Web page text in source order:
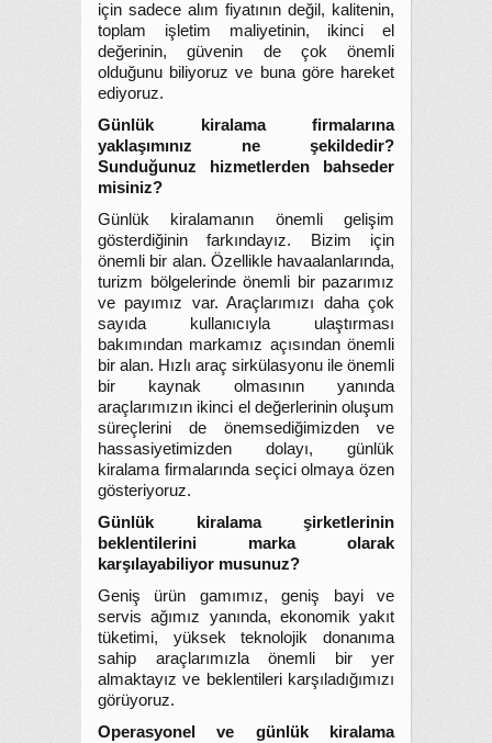
için sadece alım fiyatının değil, kalitenin,
toplam işletim maliyetinin, ikinci el
değerinin, güvenin de çok önemli
olduğunu biliyoruz ve buna göre hareket
ediyoruz.
Günlük kiralama firmalarına
yaklaşımınız ne şekildedir?
Sunduğunuz hizmetlerden bahseder
misiniz?
Günlük kiralamanın önemli gelişim
gösterdiğinin farkındayız. Bizim için
önemli bir alan. Özellikle havaalanlarında,
turizm bölgelerinde önemli bir pazarımız
ve payımız var. Araçlarımızı daha çok
sayıda kullanıcıyla ulaştırması
bakımından markamız açısından önemli
bir alan. Hızlı araç sirkülasyonu ile önemli
bir kaynak olmasının yanında
araçlarımızın ikinci el değerlerinin oluşum
süreçlerini de önemsediğimizden ve
hassasiyetimizden dolayı, günlük
kiralama firmalarında seçici olmaya özen
gösteriyoruz.
Günlük kiralama şirketlerinin
beklentilerini marka olarak
karşılayabiliyor musunuz?
Geniş ürün gamımız, geniş bayi ve
servis ağımız yanında, ekonomik yakıt
tüketimi, yüksek teknolojik donanıma
sahip araçlarımızla önemli bir yer
almaktayız ve beklentileri karşıladığımızı
görüyoruz.
Operasyonel ve günlük kiralama